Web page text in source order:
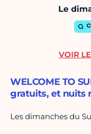
Le
WELCOME TO
gratuits, et nuits
Les dimanches du
VOIR